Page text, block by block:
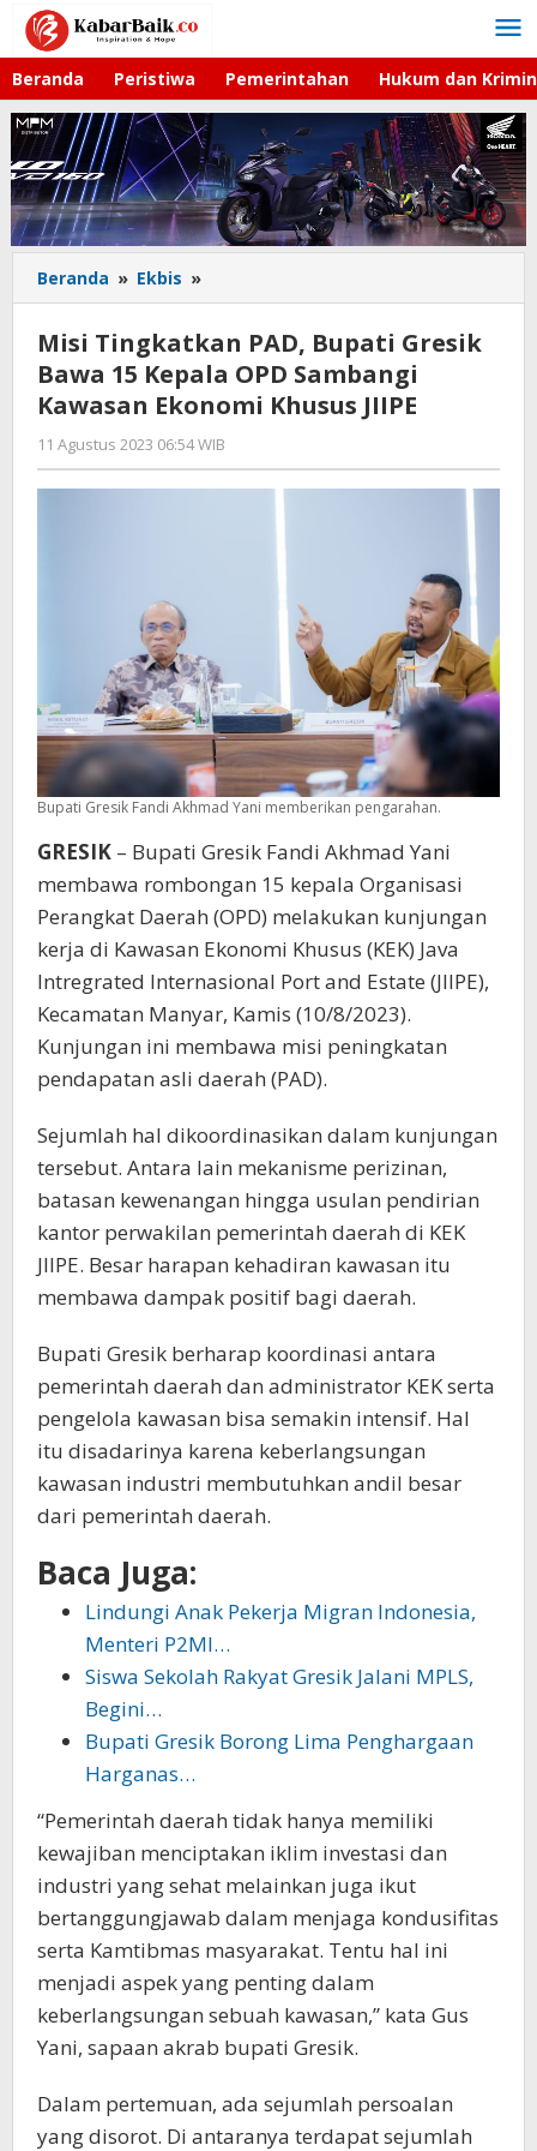
Lewati
konten
Beranda Peristiwa Pemerintahan Hukum dan
Beranda » Ekbis »
Tingkatkan
Bupati
Gresik
Bawa
Kepala
Misi Tingkatkan PAD, Bupati Gresik
Bawa 15 Kepala OPD Sambangi
Kawasan Ekonomi Khusus JIIPE
11 Agustus 2023 06:54 WIB
Andika
DP
Bupati Gresik Fandi Akhmad Yani memberikan pengarahan.
GRESIK – Bupati Gresik Fandi Akhmad Yani
membawa rombongan 15 kepala Organisasi
Perangkat Daerah (OPD) melakukan kunjungan
kerja di Kawasan Ekonomi Khusus (KEK) Java
Intregrated Internasional Port and Estate (JIIPE),
Kecamatan Manyar, Kamis (10/8/2023).
Kunjungan ini membawa misi peningkatan
pendapatan asli daerah (PAD).
Sejumlah hal dikoordinasikan dalam kunjungan
tersebut. Antara lain mekanisme perizinan,
batasan kewenangan hingga usulan pendirian
kantor perwakilan pemerintah daerah di KEK
JIIPE. Besar harapan kehadiran kawasan itu
membawa dampak positif bagi daerah.
Bupati Gresik berharap koordinasi antara
pemerintah daerah dan administrator KEK serta
pengelola kawasan bisa semakin intensif. Hal
itu disadarinya karena keberlangsungan
kawasan industri membutuhkan andil besar
dari pemerintah daerah.
Baca Juga:
Lindungi Anak Pekerja Migran Indonesia,
Menteri P2MI…
Siswa Sekolah Rakyat Gresik Jalani MPLS,
Begini…
Bupati Gresik Borong Lima Penghargaan
Harganas…
“Pemerintah daerah tidak hanya memiliki
kewajiban menciptakan iklim investasi dan
industri yang sehat melainkan juga ikut
bertanggungjawab dalam menjaga kondusifitas
serta Kamtibmas masyarakat. Tentu hal ini
menjadi aspek yang penting dalam
keberlangsungan sebuah kawasan,” kata Gus
Yani, sapaan akrab bupati Gresik.
Dalam pertemuan, ada sejumlah persoalan
yang disorot. Di antaranya terdapat sejumlah